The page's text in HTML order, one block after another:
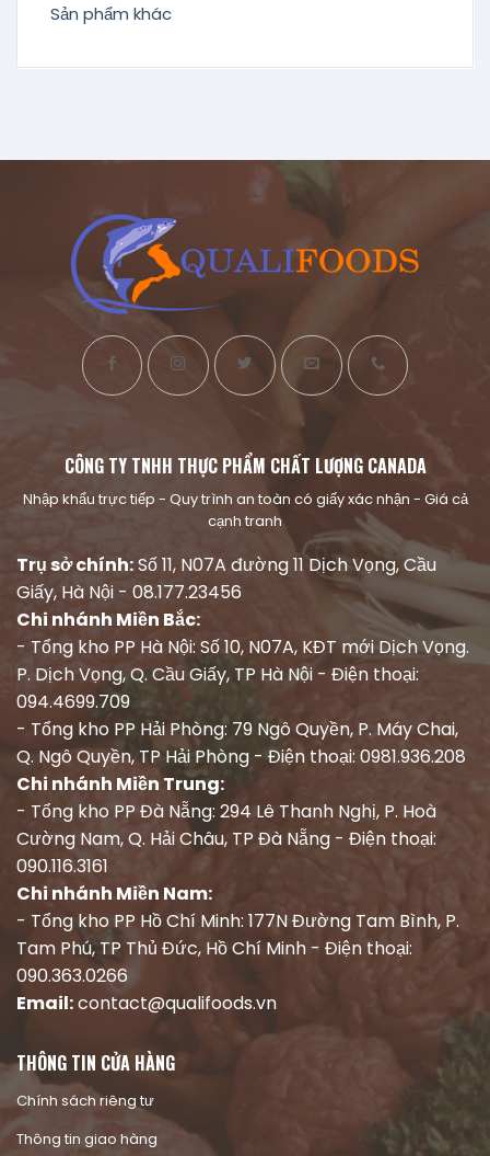
Sản phẩm khác
CÔNG TY TNHH THỰC PHẨM CHẤT LƯỢNG CANADA
Nhập khẩu trực tiếp - Quy trình an toàn có giấy xác nhận - Giá cả
cạnh tranh
Trụ sở chính:Số 11, N07A đường 11 Dịch Vọng, Cầu
Giấy, Hà Nội - 08.177.23456
Chi nhánh Miền Bắc:
- Tổng kho PP Hà Nội: Số 10, N07A, KĐT mới Dịch Vọng.
P. Dịch Vọng, Q. Cầu Giấy, TP Hà Nội - Điện thoại:
094.4699.709
- Tổng kho PP Hải Phòng: 79 Ngô Quyền, P. Máy Chai,
Q. Ngô Quyền, TP Hải Phòng - Điện thoại: 0981.936.208
Chi nhánh Miền Trung:
- Tổng kho PP Đà Nẵng: 294 Lê Thanh Nghị, P. Hoà
Cường Nam, Q. Hải Châu, TP Đà Nẵng - Điện thoại:
090.116.3161
Chi nhánh Miền Nam:
- Tổng kho PP Hồ Chí Minh: 177N Đường Tam Bình, P.
Tam Phú, TP Thủ Đức, Hồ Chí Minh - Điện thoại:
090.363.0266
Email:contact@qualifoods.vn
THÔNG TIN CỬA HÀNG
Chính sách riêng tư
Thông tin giao hàng